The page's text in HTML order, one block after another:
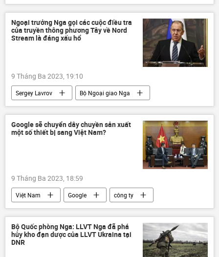
Anh
Nga
Chiến dịch quân sự đặc biệt tại Ukraina
Cuộc khủng hoảng ở Ukraina
Ngoại trưởng Nga gọi các cuộc điều tra
của truyền thông phương Tây về Nord
Stream là đáng xấu hổ
9 Tháng Ba 2023, 19:10
Sergey Lavrov
Bộ Ngoại giao Nga
Nga
Dòng chảy phương Bắc-2
điều tra
phá hoại
vụ nổ
Thời sự
Chính trị
Google sẽ chuyển dây chuyền sản xuất
một số thiết bị sang Việt Nam?
9 Tháng Ba 2023, 18:59
Việt Nam Google
công ty
doanh nghiệp
Bộ Quốc phòng Nga: LLVT Nga đã phá
hủy kho đạn dược của LLVT Ukraina tại
DNR